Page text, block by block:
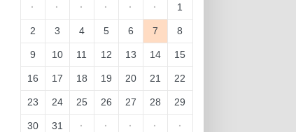
· · · · · · 1
2 3 4 5 6 7 8
9 10 11 12 13 14 15
16 17 18 19 20 21 22
23 24 25 26 27 28 29
30 31 · · · · ·